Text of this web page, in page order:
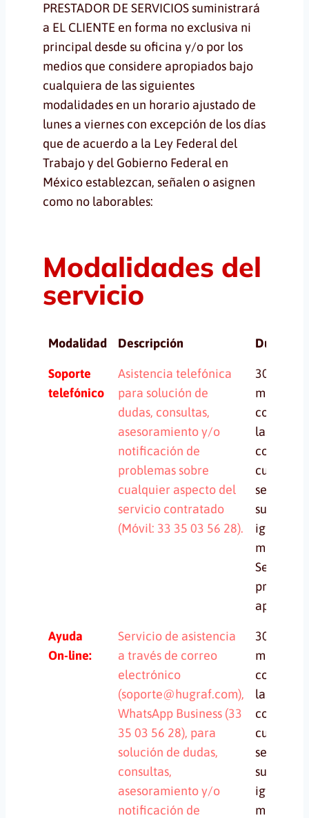
PRESTADOR DE SERVICIOS suministrará
a EL CLIENTE en forma no exclusiva ni
principal desde su oficina y/o por los
medios que considere apropiados bajo
cualquiera de las siguientes
modalidades en un horario ajustado de
lunes a viernes con excepción de los días
que de acuerdo a la Ley Federal del
Trabajo y del Gobierno Federal en
México establezcan, señalen o asignen
como no laborables:
Modalidades del
servicio
Modalidad Descripción
Duración
Modalidad
Descripción Duración
Soporte
telefónico
Asistencia telefónica
para solución de
dudas, consultas,
asesoramiento y/o
notificación de
problemas sobre
cualquier aspecto del
servicio contratado
(Móvil: 33 35 03 56 28).
30 o más
minutos
las horas
cuando el
servicio
iguala
mensual.
Servicio
proyecto
aplica.
Ayuda
On-line:
Servicio de asistencia
a través de correo
electrónico
(soporte@hugraf.com),
WhatsApp Business (33
35 03 56 28), para
solución de dudas,
consultas,
asesoramiento y/o
notificación de
30 o más
minutos
las horas
cuando el
servicio
iguala
mensual.